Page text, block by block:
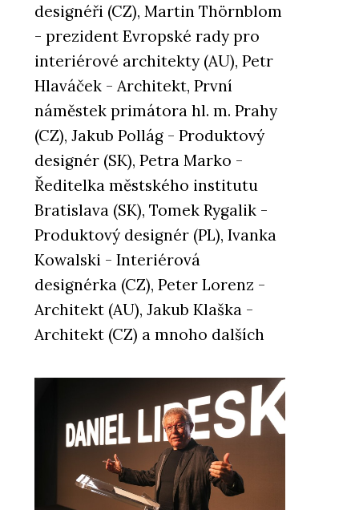
designéři (CZ), Martin Thörnblom
- prezident Evropské rady pro
interiérové architekty (AU), Petr
Hlaváček - Architekt, První
náměstek primátora hl. m. Prahy
(CZ), Jakub Pollág - Produktový
designér (SK), Petra Marko -
Ředitelka městského institutu
Bratislava (SK), Tomek Rygalik -
Produktový designér (PL), Ivanka
Kowalski - Interiérová
designérka (CZ), Peter Lorenz -
Architekt (AU), Jakub Klaška -
Architekt (CZ) a mnoho dalších